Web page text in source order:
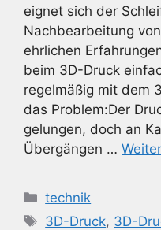
eignet sich der
Nachbearbeitung
ehrlichen
beim 3D-Druck
regelmäßig mit dem
das Problem:Der
gelungen, doch an
Übergängen …
Kategorien
technik
Schlagwörter
3D-Druck, 3D-